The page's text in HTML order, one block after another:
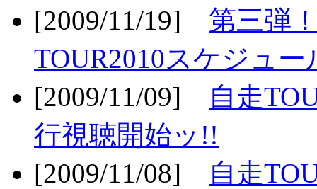
[2009/11/19] 第三弾
TOUR2010スケジュー
[2009/11/09]
自走
行視聴開始ッ!!
[2009/11/08]
自走